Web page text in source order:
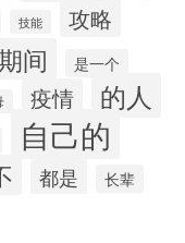
技能 攻略
间 是一个
疫情 的人
自己的
都是 长辈